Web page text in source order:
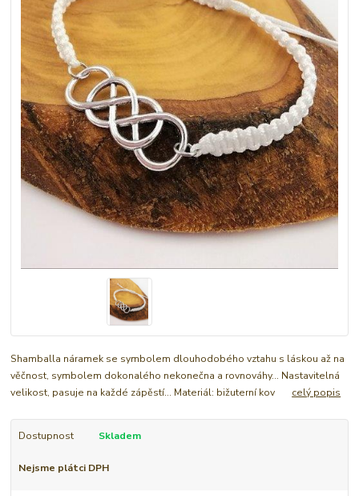
Shamballa náramek se symbolem dlouhodobého vztahu s láskou až na
věčnost, symbolem dokonalého nekonečna a rovnováhy... Nastavitelná
velikost, pasuje na každé zápěstí... Materiál: bižuterní kov celý popis
Dostupnost Skladem
Nejsme plátci DPH